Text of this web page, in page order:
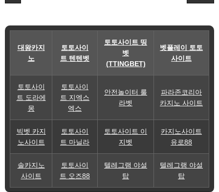
대왕카지
노
토토사이
트 텐텐벳
토토사이트 띵
벳
(TTINGBET)
벳플레이 토토
사이트
토토사이
트 도라에
몽
토토사이
트 지엑스
엑스
안전놀이터 룰
라벳
파라존코리아
카지노 사이트
빅벳 카지
노사이트
토토사이
트 마닐라
토토사이트 이
지벳
카지노사이트
유로88
솔카지노
사이트
토토사이
트 오즈88
텔레그램 야설
탑
텔레그램 야설
탑